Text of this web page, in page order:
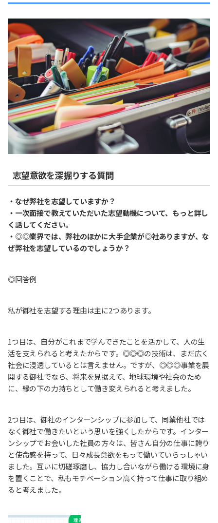
志望意欲を深掘りする質問
・なぜ弊社を志望していますか？
・一次面接で教えていただいた志望動機について、もっと詳し
く話してください。
・◎◎業界では、弊社のほかに大手企業が◎社ありますが、な
ぜ弊社を志望しているのでしょうか？
◎回答例
私が御社を志望する理由は主に2つあります。
1つ目は、自分がこれまで学んできたことを活かして、人の生
活を支えられると考えたからです。◎◎◎の技術は、まだ広く
社会に浸透しているとは言えません。ですが、◎◎◎事業を展
開する御社でなら、将来を見据えて、地球環境や社会のため
に、縁の下の力持ちとして働き変えられると考えました。
2つ目は、御社のインターンシップに参加して、同業他社では
なく御社で働きたいという思いを強くしたからです。インター
ンシップでお会いした社員の方々は、皆さん自分の仕事に誇り
と使命感を持って、日々成長意欲をもって働いていらっしゃい
ました。互いに切磋琢磨し、協力し合いながら働ける環境に身
を置くことで、私もモチベーション高く持って仕事に取り組め
ると考えました。